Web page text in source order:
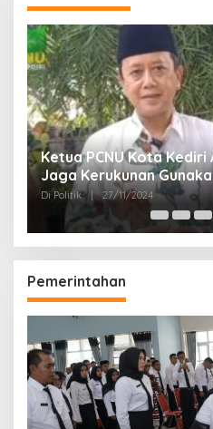
Ketua PCNU Kota
Jaga Kerukunan
2024
Di Politik | 27/11/2024
Pemerintahan